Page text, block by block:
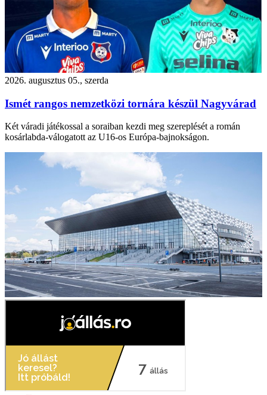
2026. augusztus 05., szerda
Ismét rangos nemzetközi tornára készül Nagyvárad
Két váradi játékossal a soraiban kezdi meg szereplését a román
kosárlabda-válogatott az U16-os Európa-bajnokságon.